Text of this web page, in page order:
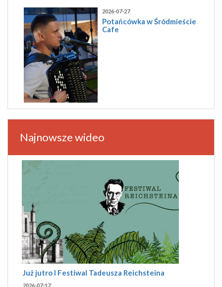
2026-07-27
Potańcówka w Śródmieście
Cafe
Najnowsze wideo
Już jutro I Festiwal Tadeusza Reichsteina
2026-07-17